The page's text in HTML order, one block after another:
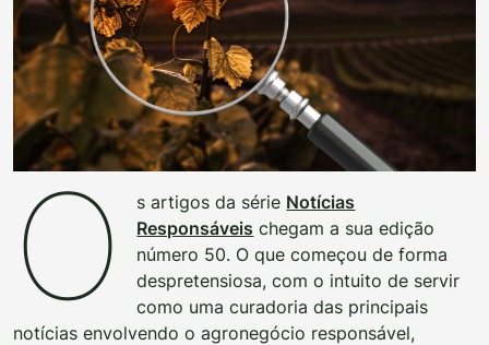
O s artigos da série Notícias
Responsáveis chegam a sua edição
número 50. O que começou de forma
despretensiosa, com o intuito de servir
como uma curadoria das principais
notícias envolvendo o agronegócio responsável,